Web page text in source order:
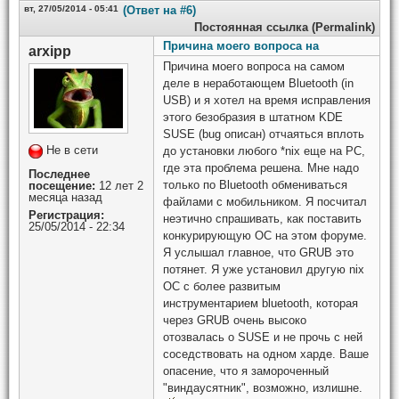
вт, 27/05/2014 - 05:41 (Ответ на #6)
Постоянная ссылка (Permalink)
arxipp
Не в сети
Последнее
посещение: 12 лет 2
месяца назад
Регистрация:
25/05/2014 - 22:34
Причина моего вопроса на
Причина моего вопроса на самом
деле в неработающем Bluetooth (in
USB) и я хотел на время исправления
этого безобразия в штатном KDE
SUSE (bug описан) отчаяться вплоть
до установки любого *nix еще на PC,
где эта проблема решена. Мне надо
только по Bluetooth обмениваться
файлами с мобильником. Я посчитал
неэтично спрашивать, как поставить
конкурирующую ОС на этом форуме.
Я услышал главное, что GRUB это
потянет. Я уже установил другую nix
OC с более развитым
инструментарием bluetooth, которая
через GRUB очень высоко
отозвалась о SUSE и не прочь с ней
соседствовать на одном харде. Ваше
опасение, что я замороченный
"виндаусятник", возможно, излишне.